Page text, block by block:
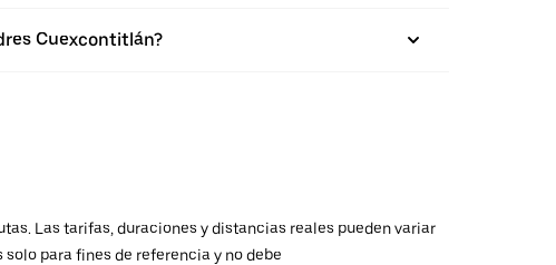
Cuexcontitlán?
Las tarifas, duraciones y distancias reales pueden variar
para fines de referencia y no debe